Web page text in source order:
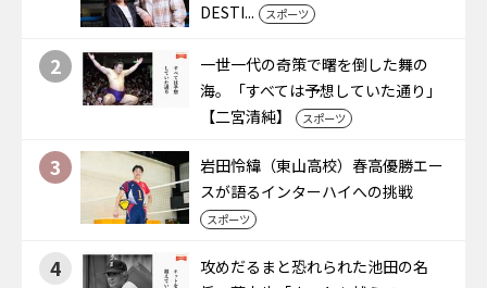
DESTI...
スポーツ
2
一世一代の奇策で曙を倒した舞の
海。「すべては予想していた通り」
【二宮清純】
スポーツ
3
岩田怜緯（東山高校）春高優勝エー
スが語るインターハイへの挑戦
スポーツ
4
攻めだるまと恐れられた池田の名